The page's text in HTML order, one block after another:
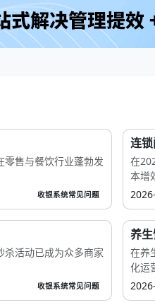
售与餐饮行业蓬勃发
收银系统常见问题
连
在
本增
活动已成为众多商家
收银系统常见问题
养
在养
化运